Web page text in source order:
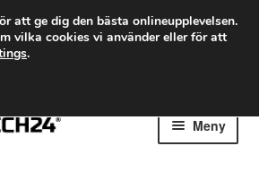
från 75 kr
frakt
924 713
Meny
att ge dig den bästa onlineupplevelsen.
vilka cookies vi använder eller för att
.